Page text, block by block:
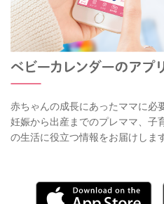
赤ちゃんの成長にあったママに必
妊娠から出産までのプレママ、子
の生活に役立つ情報をお届けしま